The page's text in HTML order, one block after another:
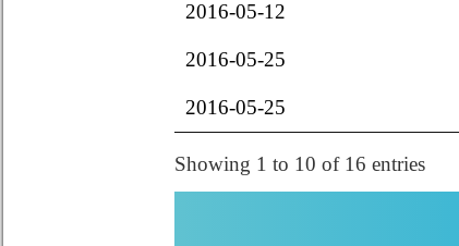
2016-05-12
2016-05-25
2016-05-25
Showing 1 to 10 of 16 entries